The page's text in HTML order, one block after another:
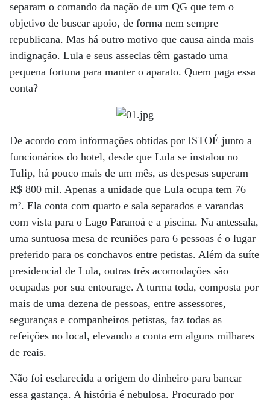
separam o comando da nação de um QG que tem o
objetivo de buscar apoio, de forma nem sempre
republicana. Mas há outro motivo que causa ainda mais
indignação. Lula e seus asseclas têm gastado uma
pequena fortuna para manter o aparato. Quem paga essa
conta?
De acordo com informações obtidas por ISTOÉ junto a
funcionários do hotel, desde que Lula se instalou no
Tulip, há pouco mais de um mês, as despesas superam
R$ 800 mil. Apenas a unidade que Lula ocupa tem 76
m². Ela conta com quarto e sala separados e varandas
com vista para o Lago Paranoá e a piscina. Na antessala,
uma suntuosa mesa de reuniões para 6 pessoas é o lugar
preferido para os conchavos entre petistas. Além da suíte
presidencial de Lula, outras três acomodações são
ocupadas por sua entourage. A turma toda, composta por
mais de uma dezena de pessoas, entre assessores,
seguranças e companheiros petistas, faz todas as
refeições no local, elevando a conta em alguns milhares
de reais.
Não foi esclarecida a origem do dinheiro para bancar
essa gastança. A história é nebulosa. Procurado por